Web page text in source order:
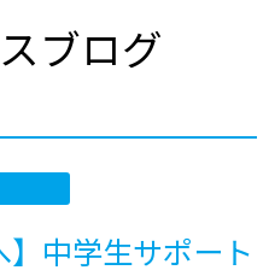
ブログ
】中学生サポート